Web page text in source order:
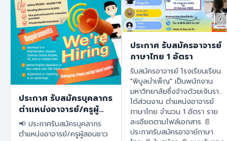
ประกาศ รับสมัครบุคลากร
ตำแหน่งอาจารย์/ครูผู้
สอนชาวต่างชาติ
(Foreign Teachers)
📢 ประกาศรับสมัครบุคลากร
ตำแหน่งอาจารย์/ครูผู้สอนชาว
ประกาศ รับสมัครอาจารย์
ภาษาไทย 1 อัตรา
รับสมัครอาจารย์ โรงเรียนเรียน
"พิบูลบำเพ็ญ" เป็นพนักงาน
มหาวิทยาลัยซึ่งจ้างด้วยเงินราย
ได้ส่วนงาน ตำแหน่งอาจารย์
ภาษาไทย จำนวน 1 อัตรา ราย
ละเอียดตามไฟล์เอกสาร 📄
ประกาศรับสมัครอาจาย์ภาษา